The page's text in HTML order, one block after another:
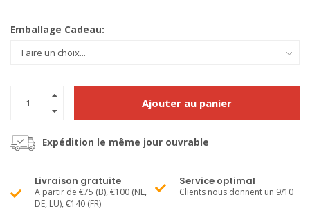
Emballage Cadeau:
Ajouter au panier
Expédition le même jour ouvrable
Livraison gratuite
A partir de €75 (B), €100 (NL,
DE, LU), €140 (FR)
Service optimal
Clients nous donnent un 9/10